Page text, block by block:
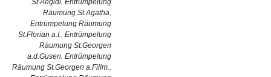
St.Aegidi, Entrümpelung
Räumung St.Agatha,
Entrümpelung Räumung
St.Florian a.I., Entrümpelung
Räumung St.Georgen
a.d.Gusen, Entrümpelung
Räumung St.Georgen a.Fillm.,